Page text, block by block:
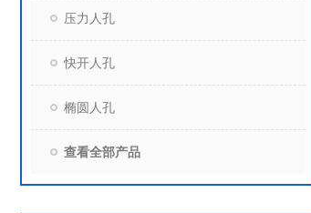
压力人孔
快开人孔
椭圆人孔
查看全部产品